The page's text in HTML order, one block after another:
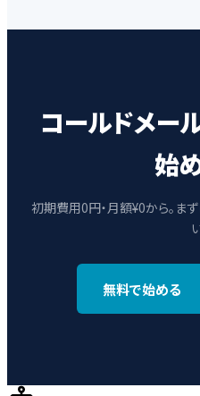
コールドメー
始
初期費用0円・月額¥0から。ま
無料で始める